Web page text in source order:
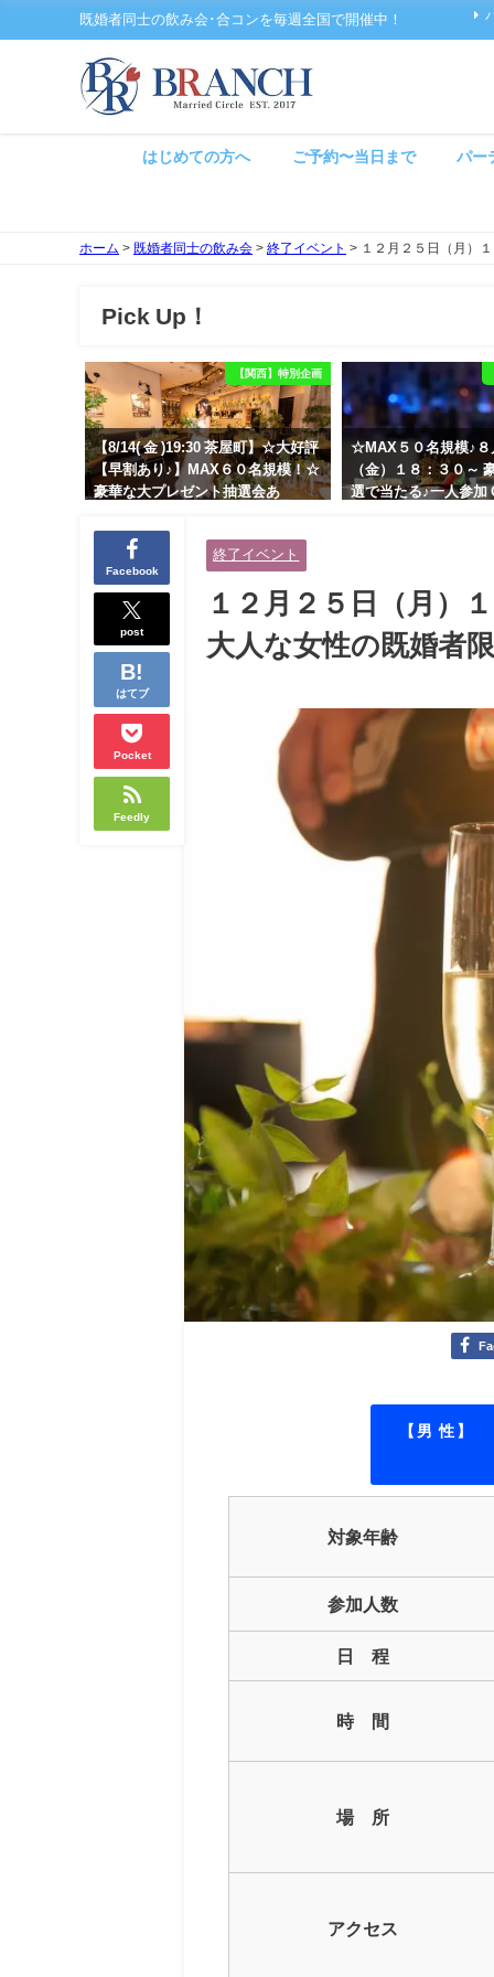
既婚者同士の飲み会･合コンを毎週全国で開催中！
はじめての方へ ご予約〜当日まで パー
ホーム > 既婚者同士の飲み会 > 終了イベント > １２月２５日（月）
Pick Up！
【関西】特別企画
【8/14( 金 )19:30 茶屋町】☆大好評
【早割あり♪】MAX６０名規模！☆
豪華な大プレゼント抽選会あ
性とオシャレ好きで落ち着いた大
人女性の既婚者限定ビッグパーテ
ィー♪＠茶屋町】
☆MAX５０名規模♪８
（金）１８：３０～
選で当たる♪一人参加
＠池袋】
Facebook
post
はてブ
Pocket
Feedly
終了イベント
１２月２５日（月）
大人な女性の既婚者
【男 性】
対象年齢
参加人数
日 程
時 間
場 所
アクセス